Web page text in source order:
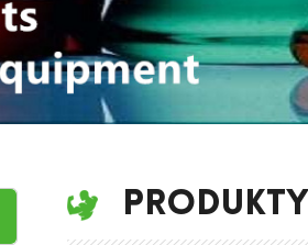
PRODUKTY